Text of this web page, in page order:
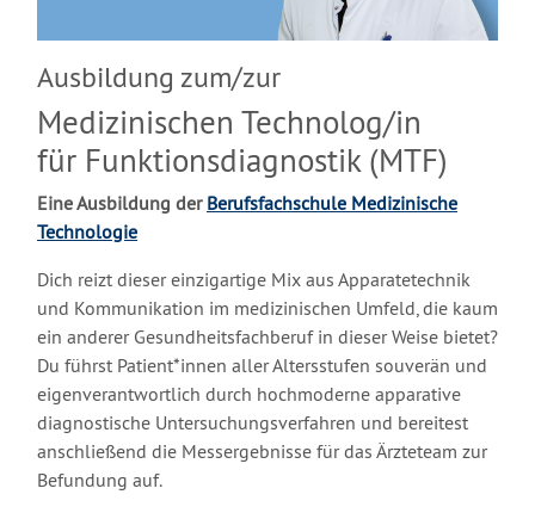
Ausbildung zum/zur
Medizinischen Technolog/in
für Funktionsdiagnostik (MTF)
Eine Ausbildung der Berufsfachschule Medizinische
Technologie
Dich reizt dieser einzigartige Mix aus Apparatetechnik
und Kommunikation im medizinischen Umfeld, die kaum
ein anderer Gesundheitsfachberuf in dieser Weise bietet?
Du führst Patient*innen aller Altersstufen souverän und
eigenverantwortlich durch hochmoderne apparative
diagnostische Untersuchungsverfahren und bereitest
anschließend die Messergebnisse für das Ärzteteam zur
Befundung auf.